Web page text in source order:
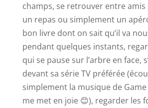
champs, se retrouver entre
un repas ou simplement un
bon livre dont on sait qu’il va
pendant quelques instants,
qui se pause sur l’arbre en face,
devant sa série TV préférée
simplement la musique de
me met en joie 😊), regarder les